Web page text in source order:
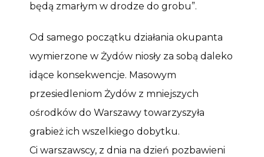
będą zmarłym w drodze do grobu”.
Od samego początku działania okupanta
wymierzone w Żydów niosły za sobą daleko
idące konsekwencje. Masowym
przesiedleniom Żydów z mniejszych
ośrodków do Warszawy towarzyszyła
grabież ich wszelkiego dobytku.
Ci warszawscy, z dnia na dzień pozbawieni